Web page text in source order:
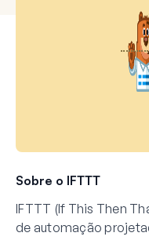
Sobre o IFTTT
IFTTT (If This Then
de automação